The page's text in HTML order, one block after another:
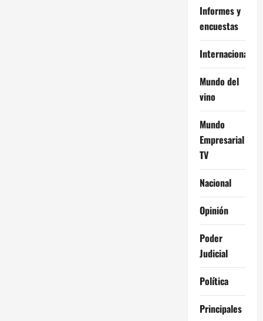
Informes y
encuestas
Internacional
Mundo del
vino
Mundo
Empresarial
TV
Nacional
Opinión
Poder
Judicial
Política
Principales